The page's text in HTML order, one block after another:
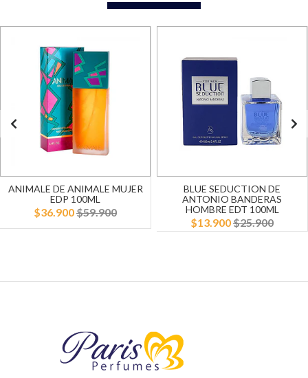
ANIMALE DE ANIMALE MUJER
EDP 100ML
$36.900$59.900
BLUE SEDUCTION DE
ANTONIO BANDERAS
HOMBRE EDT 100ML
$13.900$25.900